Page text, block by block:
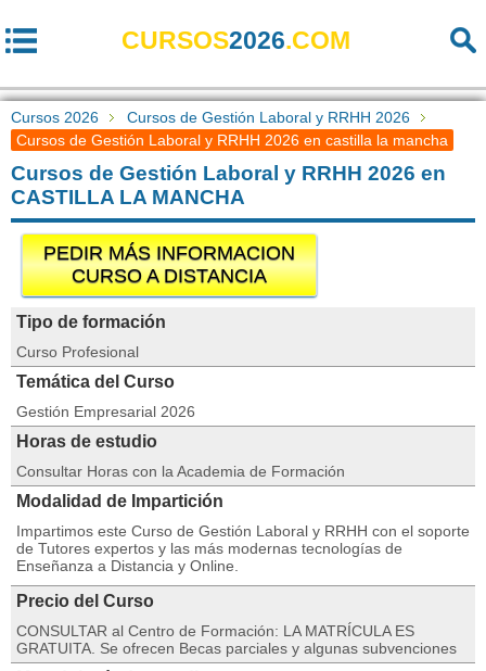
CURSOS2026.COM
Cursos 2026
Cursos de Gestión Laboral y RRHH 2026
Cursos de Gestión Laboral y RRHH 2026 en castilla la mancha
Cursos de Gestión Laboral y RRHH 2026 en
CASTILLA LA MANCHA
PEDIR MÁS INFORMACION
CURSO A DISTANCIA
Tipo de formación
Curso Profesional
Temática del Curso
Gestión Empresarial 2026
Horas de estudio
Consultar Horas con la Academia de Formación
Modalidad de Impartición
Impartimos este Curso de Gestión Laboral y RRHH con el soporte
de Tutores expertos y las más modernas tecnologías de
Enseñanza a Distancia y Online.
Precio del Curso
CONSULTAR al Centro de Formación: LA MATRÍCULA ES
GRATUITA. Se ofrecen Becas parciales y algunas subvenciones